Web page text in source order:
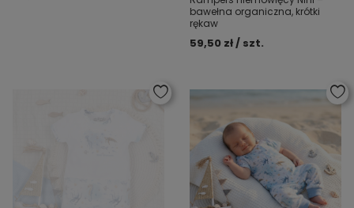
bawełna organiczna, krótki
rękaw
59,50 zł / szt.